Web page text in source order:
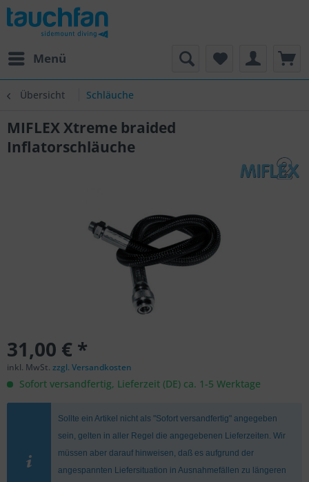
Menü
Übersicht Schläuche
MIFLEX Xtreme braided
Inflatorschläuche
31,00 € *
inkl. MwSt. zzgl. Versandkosten
Sofort versandfertig, Lieferzeit (DE) ca. 1-5 Werktage
Sollte ein Artikel nicht als "Sofort versandfertig" angegeben
sein, gelten in aller Regel die angegebenen Lieferzeiten. Wir
müssen aber darauf hinweisen, daß es aufgrund der
angespannten Liefersituation in Ausnahmefällen zu längeren